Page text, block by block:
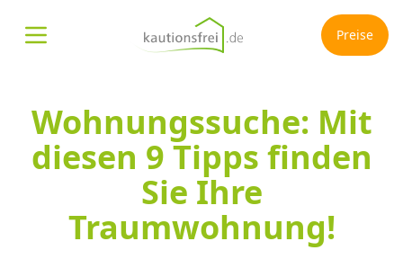
Menü öffnen Preise
Wohnungssuche: Mit
diesen 9 Tipps finden
Sie Ihre
Traumwohnung!